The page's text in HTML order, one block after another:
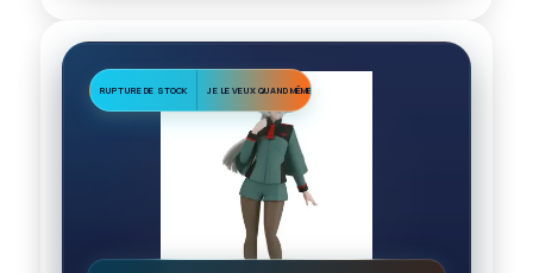
RUPTURE DE STOCK JE LE VEUX QUAND MÊME